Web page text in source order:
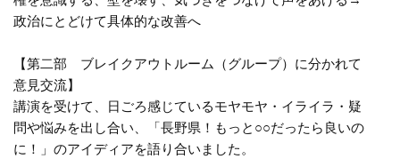
政治にとどけて具体的な改善へ
【第二部 ブレイクアウトルーム（グループ）に分かれて
意見交流】
講演を受けて、日ごろ感じているモヤモヤ・イライラ・疑
問や悩みを出し合い、「長野県！もっと○○だったら良いの
に！」のアイディアを語り合いました。